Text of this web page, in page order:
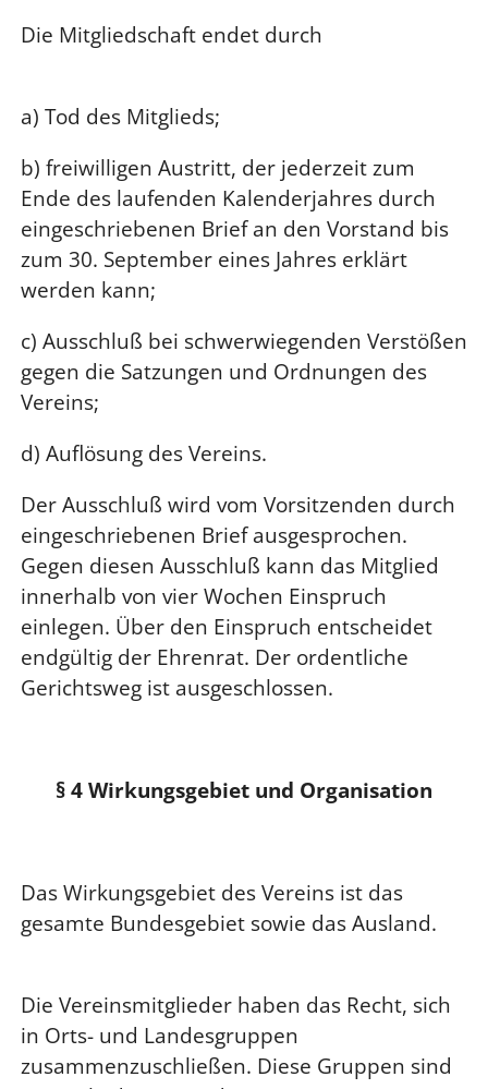
Die Mitgliedschaft endet durch
a) Tod des Mitglieds;
b) freiwilligen Austritt, der jederzeit zum
Ende des laufenden Kalenderjahres durch
eingeschriebenen Brief an den Vorstand bis
zum 30. September eines Jahres erklärt
werden kann;
c) Ausschluß bei schwerwiegenden Verstößen
gegen die Satzungen und Ordnungen des
Vereins;
d) Auflösung des Vereins.
Der Ausschluß wird vom Vorsitzenden durch
eingeschriebenen Brief ausgesprochen.
Gegen diesen Ausschluß kann das Mitglied
innerhalb von vier Wochen Einspruch
einlegen. Über den Einspruch entscheidet
endgültig der Ehrenrat. Der ordentliche
Gerichtsweg ist ausgeschlossen.
§ 4 Wirkungsgebiet und Organisation
Das Wirkungsgebiet des Vereins ist das
gesamte Bundesgebiet sowie das Ausland.
Die Vereinsmitglieder haben das Recht, sich
in Orts- und Landesgruppen
zusammenzuschließen. Diese Gruppen sind